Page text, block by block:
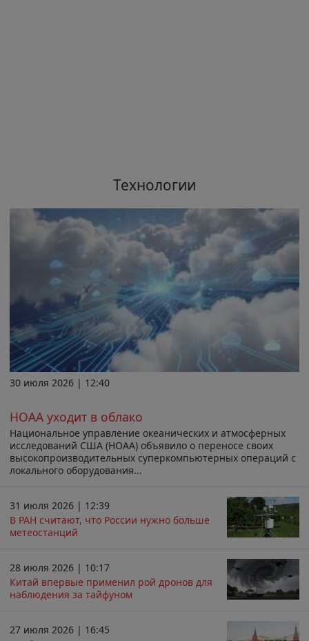
Технологии
30 июля 2026 | 12:40
НОАА уходит в облако
Национальное управление океанических и атмосферных
исследований США (НОАА) объявило о переносе своих
высокопроизводительных суперкомпьютерных операций с
локального оборудования...
31 июля 2026 | 12:39
В РАН считают, что России нужно больше
метеостанций
28 июля 2026 | 10:17
Китай впервые применил рой дронов для
наблюдения за тайфуном
27 июля 2026 | 16:45